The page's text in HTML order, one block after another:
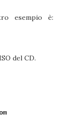
esempio è:
del CD.